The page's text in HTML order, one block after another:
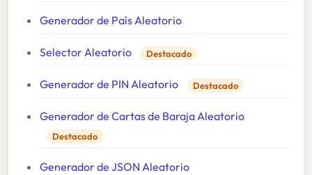
Generador de País Aleatorio
Selector Aleatorio Destacado
Generador de PIN Aleatorio Destacado
Generador de Cartas de Baraja Aleatorio
Destacado
Generador de JSON Aleatorio